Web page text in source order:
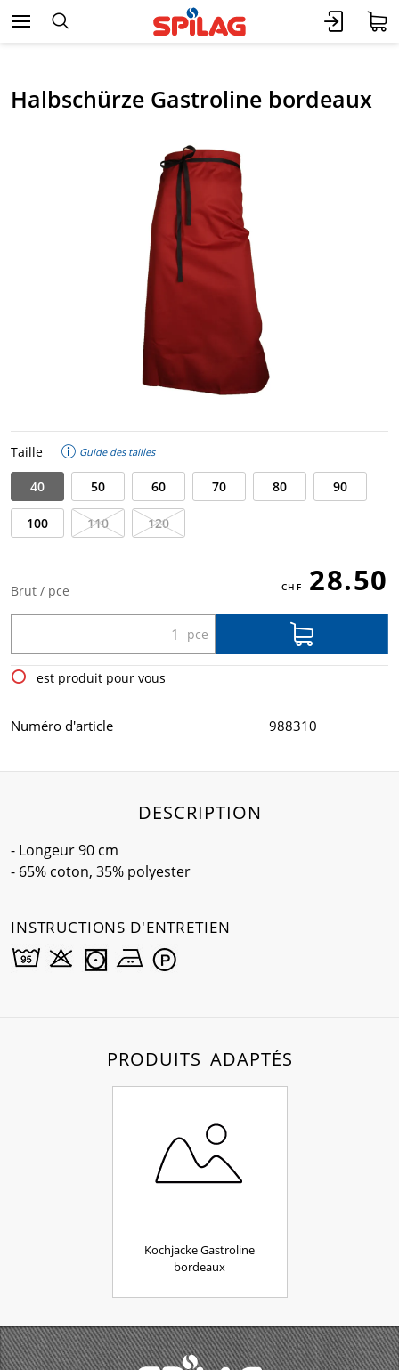
Halbschürze Gastroline bordeaux
Taille Guide des tailles
40 50 60 70 80 90
100 110 120
Brut / pce 28.50
est produit pour vous
Numéro d'article 988310
DESCRIPTION
- Longeur 90 cm
- 65% coton, 35% polyester
INSTRUCTIONS D'ENTRETIEN
PRODUITS ADAPTÉS
Kochjacke Gastroline
bordeaux